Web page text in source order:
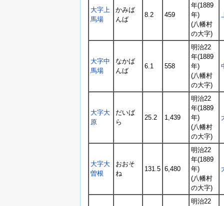
大字上
馬場
かみば
んば
8.2 459
年(1889
年)
(八幡村
の大字)
大字中
馬場
なかば
んば
6.1 558
明治22
年(1889
年)
(八幡村
の大字)
大字大
原
だいば
ら
25.2 1,439
明治22
年(1889
年)
(八幡村
の大字)
大字大
曽根
おおそ
ね
131.5 6,480
明治22
年(1889
年)
(八幡村
の大字)
明治22